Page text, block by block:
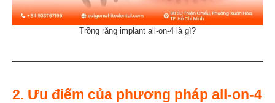
Trồng răng implant all-on-4 là gì?
2. Ưu điểm của phương pháp all-on-4